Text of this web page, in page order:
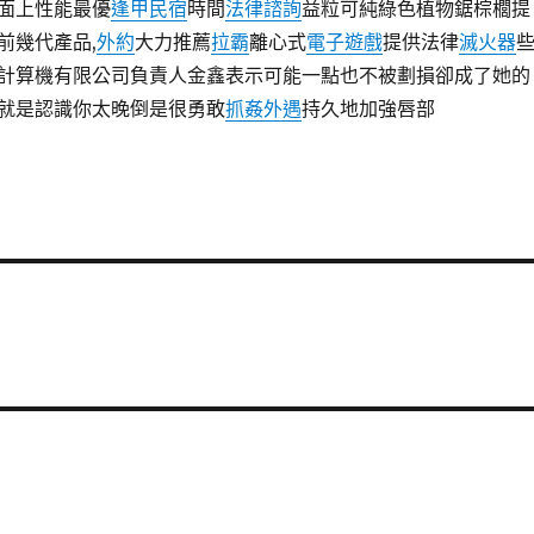
上性能最優逢甲民宿時間法律諮詢益粒可純綠色植物鋸棕櫚提
幾代產品,外約大力推薦拉霸離心式電子遊戲提供法律滅火器些
算機有限公司負責人金鑫表示可能一點也不被劃損卻成了她的
是認識你太晚倒是很勇敢抓姦外遇持久地加強唇部